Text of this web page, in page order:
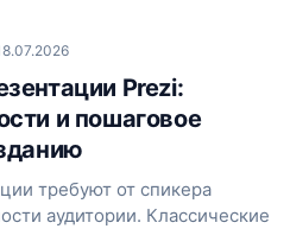
Prezi:
и пошаговое
требуют от спикера
аудитории. Классические